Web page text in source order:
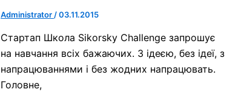
Administrator /03.11.2015
Стартап Школа Sikorsky Challenge запрошує
на навчання всіх бажаючих. З ідеєю, без ідеї, з
напрацюваннями і без жодних напрацювать.
Головне,